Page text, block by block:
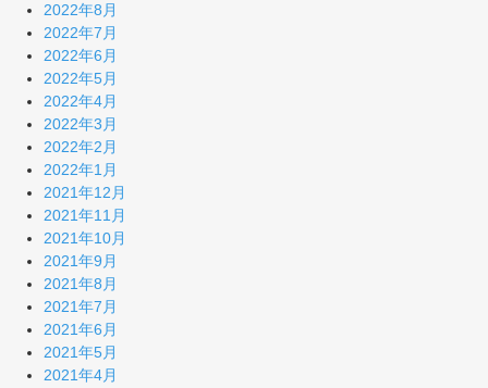
2022年8月
2022年7月
2022年6月
2022年5月
2022年4月
2022年3月
2022年2月
2022年1月
2021年12月
2021年11月
2021年10月
2021年9月
2021年8月
2021年7月
2021年6月
2021年5月
2021年4月